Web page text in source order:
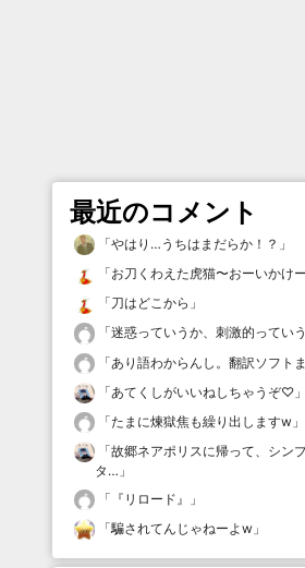
最近のコメント
「やはり…うちはまだらか！？ 」
「お刀くわえた虎猫〜おーいかけ
「刀はどこから 」
「迷惑っていうか、刺激的ってい
「あり語わからんし。翻訳ソフト
「あてくしがいいねしちゃうぞ♡ 」
「たまに煉獄焦も繰り出しますw 」
「故郷ネアポリスに帰って、シン
タ… 」
「 『リロード』
」
「騙されてんじゃねーよw 」